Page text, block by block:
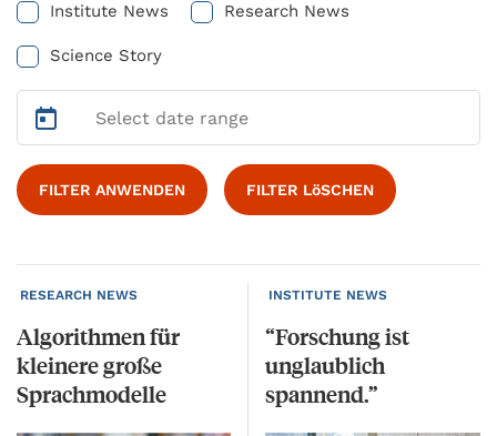
Institute News Research News
Science Story
FILTER ANWENDEN FILTER LöSCHEN
RESEARCH NEWS
Algorithmen für
kleinere große
Sprachmodelle
INSTITUTE NEWS
“Forschung ist
unglaublich
spannend.”